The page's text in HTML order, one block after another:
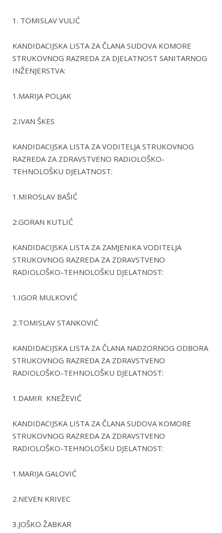
1. TOMISLAV VULIĆ
KANDIDACIJSKA LISTA ZA ČLANA SUDOVA KOMORE
STRUKOVNOG RAZREDA ZA DJELATNOST SANITARNOG
INŽENJERSTVA:
1.MARIJA POLJAK
2.IVAN ŠKES
KANDIDACIJSKA LISTA ZA VODITELJA STRUKOVNOG
RAZREDA ZA ZDRAVSTVENO RADIOLOŠKO-
TEHNOLOŠKU DJELATNOST:
1.MIROSLAV BAŠIĆ
2.GORAN KUTLIĆ
KANDIDACIJSKA LISTA ZA ZAMJENIKA VODITELJA
STRUKOVNOG RAZREDA ZA ZDRAVSTVENO
RADIOLOŠKO-TEHNOLOŠKU DJELATNOST:
1.IGOR MULKOVIĆ
2.TOMISLAV STANKOVIĆ
KANDIDACIJSKA LISTA ZA ČLANA NADZORNOG ODBORA
STRUKOVNOG RAZREDA ZA ZDRAVSTVENO
RADIOLOŠKO-TEHNOLOŠKU DJELATNOST:
1.DAMIR KNEŽEVIĆ
KANDIDACIJSKA LISTA ZA ČLANA SUDOVA KOMORE
STRUKOVNOG RAZREDA ZA ZDRAVSTVENO
RADIOLOŠKO-TEHNOLOŠKU DJELATNOST:
1.MARIJA GALOVIĆ
2.NEVEN KRIVEC
3.JOŠKO ŽABKAR